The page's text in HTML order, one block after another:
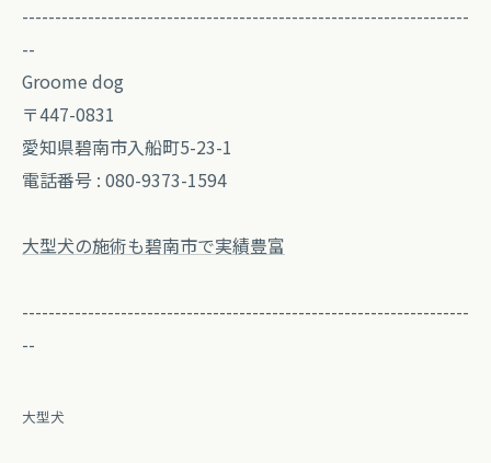
--------------------------------------------------------------------
--
Groome dog
〒447-0831
愛知県碧南市入船町5-23-1
電話番号 : 080-9373-1594
大型犬の施術も碧南市で実績豊富
--------------------------------------------------------------------
--
大型犬